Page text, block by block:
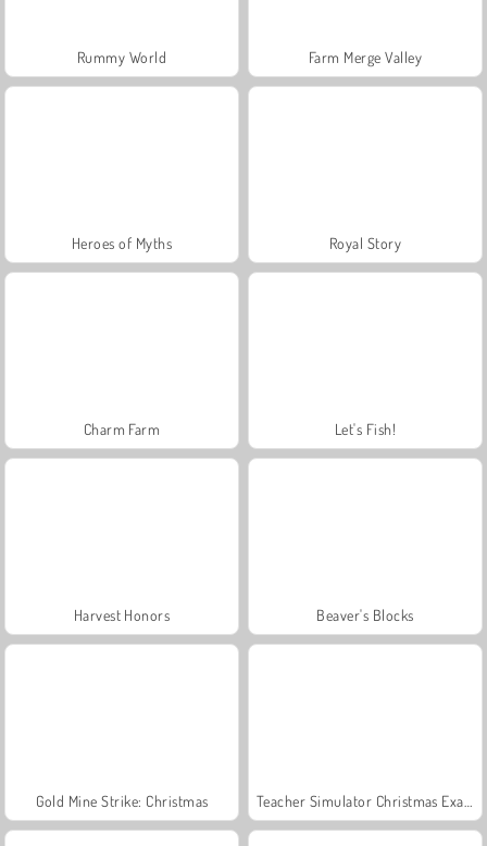
Rummy World Farm Merge Valley
Heroes of Myths Royal Story
Charm Farm Let's Fish!
Harvest Honors Beaver's Blocks
Gold Mine Strike: Christmas